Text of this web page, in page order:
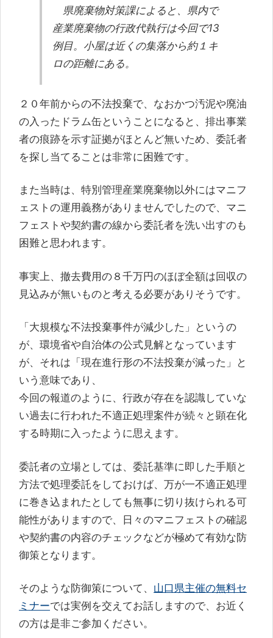
県廃棄物対策課によると、県内で
産業廃棄物の行政代執行は今回で13
例目。小屋は近くの集落から約１キ
ロの距離にある。
２０年前からの不法投棄で、なおかつ汚泥や廃油
の入ったドラム缶ということになると、排出事業
者の痕跡を示す証拠がほとんど無いため、委託者
を探し当てることは非常に困難です。
また当時は、特別管理産業廃棄物以外にはマニフ
ェストの運用義務がありませんでしたので、マニ
フェストや契約書の線から委託者を洗い出すのも
困難と思われます。
事実上、撤去費用の８千万円のほぼ全額は回収の
見込みが無いものと考える必要がありそうです。
「大規模な不法投棄事件が減少した」というの
が、環境省や自治体の公式見解となっています
が、それは「現在進行形の不法投棄が減った」と
いう意味であり、
今回の報道のように、行政が存在を認識していな
い過去に行われた不適正処理案件が続々と顕在化
する時期に入ったように思えます。
委託者の立場としては、委託基準に即した手順と
方法で処理委託をしておけば、万が一不適正処理
に巻き込まれたとしても無事に切り抜けられる可
能性がありますので、日々のマニフェストの確認
や契約書の内容のチェックなどが極めて有効な防
御策となります。
そのような防御策について、 山口県主催の無料セ
ミナーでは実例を交えてお話しますので、お近く
の方は是非ご参加ください。